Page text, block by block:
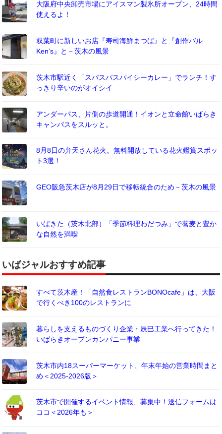
大阪府中央卸売市場にアイスマン製氷所オープン、24時間
使えるよ！
双葉町に新しいお店『寿司海鮮まつば』と『創作バル
Ken’s』と－茨木の風景
茨木市駅近く「スパスパスパイシーカレー」でランチ！す
っきり辛いのがオイシイ
アンダーパス、片側の歩道開通！イオンと立命館いばらき
キャンパスをスルッと。
8月8日の弁天さん花火。無料開放している花火鑑賞スポッ
ト3選！
GEO阪急茨木店が8月29日で移転統合のため－茨木の風景
いばきた（茨木北部）「季節料理わだつみ」で蕎麦と豊か
な自然を満喫
いばジャルおすすめ記事
すべて茨木産！「自然食レストランBONOcafe」は、大阪
で行くべき100のレストランに
暮らしを支えるものづくり企業・辰巳工業へ行ってきた！
いばらきオープンカンパニー事業
茨木市内18スーパーマーケット、年末年始の営業時間まと
め＜2025-2026版＞
茨木市で開催するイベント情報、募集中！送信フォームは
ココ＜2026年も＞